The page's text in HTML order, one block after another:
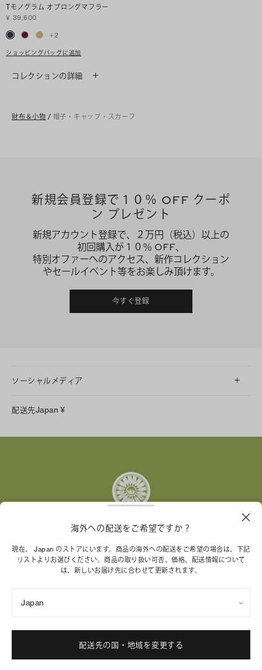
Tモノグラム オブロングマフラー
¥ 39,600
+2
ショッピングバッグに追加
コレクションの詳細
財布＆小物 / 帽子・キャップ・スカーフ
新規会員登録で１０％ OFF クーポ
ン プレゼント
新規アカウント登録で、２万円（税込）以上の
初回購入が１０％ OFF、
特別オファーへのアクセス、新作コレクション
やセールイベント等をお楽しみ頂けます。
今すぐ登録
ソーシャルメディア
Facebook
配送先Japan ¥
トリー バーチ財団は、女性起業家が持続可能な企業を築
くことを支援しています。
サイトマップ
Cookie 設定
海外への配送をご希望ですか？
現在、 Japan のストアにいます。商品の海外への配送をご希望の場合は、下記
リストよりお選びください。商品の取り扱い可否、価格、配送情報について
は、新しいお届け先に合わせて更新されます。
Japan
配送先の国・地域を変更する